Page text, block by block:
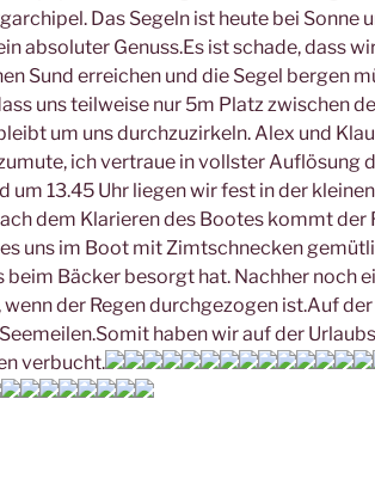
Das Segeln ist heute bei Sonne
absoluter Genuss.Es ist schade, dass
Sund erreichen und die Segel bergen
uns teilweise nur 5m Platz zwischen
um uns durchzuzirkeln. Alex und
ich vertraue in vollster Auflösung
um 13.45 Uhr liegen wir fest in der
dem Klarieren des Bootes kommt der
uns im Boot mit Zimtschnecken
beim Bäcker besorgt hat. Nachher noch
wenn der Regen durchgezogen ist.Auf
Seemeilen.Somit haben wir auf der
verbucht.